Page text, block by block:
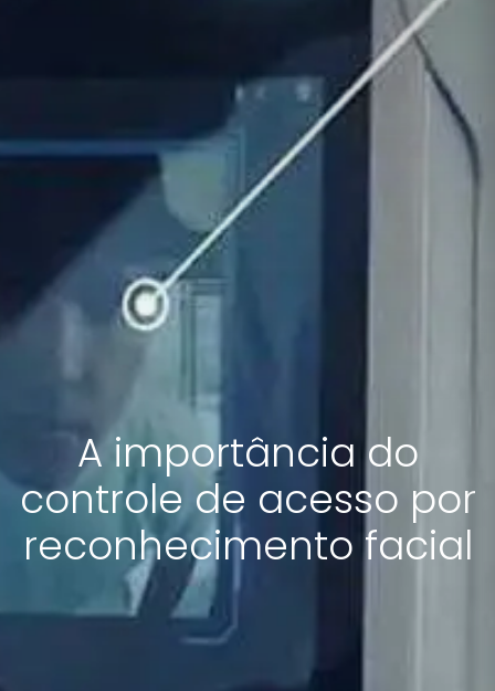
A importância do
controle de acesso por
reconhecimento facial